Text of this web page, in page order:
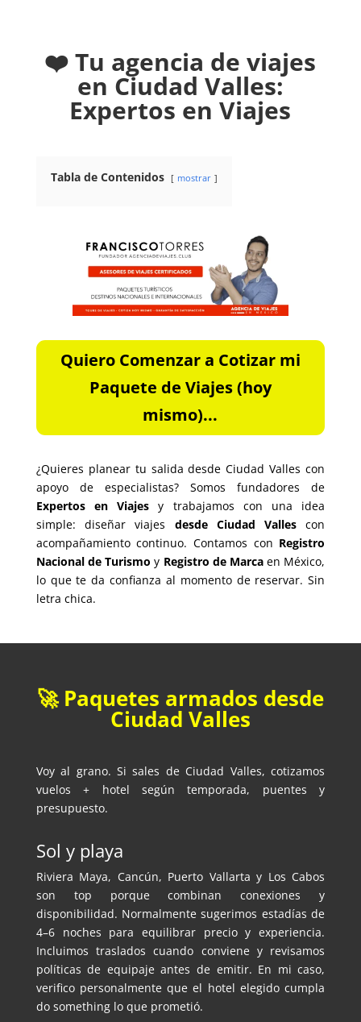
❤️ Tu agencia de viajes
en Ciudad Valles:
Expertos en Viajes
Tabla de Contenidos mostrar
Quiero Comenzar a Cotizar mi
Paquete de Viajes (hoy
mismo)...
¿Quieres planear tu salida desde Ciudad Valles con
apoyo de especialistas? Somos fundadores de
Expertos en Viajes y trabajamos con una idea
simple: diseñar viajes desde Ciudad Vallescon
acompañamiento continuo. Contamos con Registro
Nacional de Turismo y Registro de Marcaen México,
lo que te da confianza al momento de reservar. Sin
letra chica.
🚀 Paquetes armados desde
Ciudad Valles
Voy al grano. Si sales de Ciudad Valles, cotizamos
vuelos + hotel según temporada, puentes y
presupuesto.
Sol y playa
Riviera Maya, Cancún, Puerto Vallarta y Los Cabos
son top porque combinan conexiones y
disponibilidad. Normalmente sugerimos estadías de
4–6 noches para equilibrar precio y experiencia.
Incluimos traslados cuando conviene y revisamos
políticas de equipaje antes de emitir. En mi caso,
verifico personalmente que el hotel elegido cumpla
do something lo que prometió.